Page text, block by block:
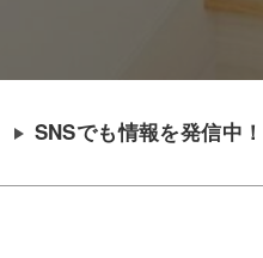
SNSでも情報を発信中！